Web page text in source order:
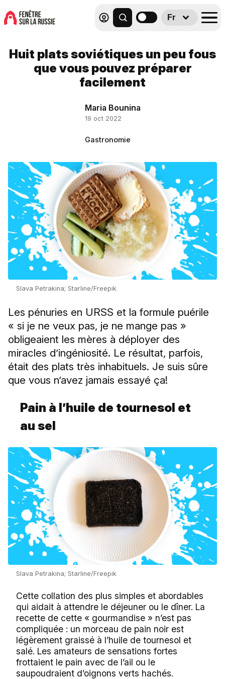
Fr
Huit plats soviétiques un peu fous
que vous pouvez préparer
facilement
Maria Bounina
19 oct 2022
Gastronomie
Slava Petrakina; Starline/Freepik
Les pénuries en URSS et la formule puérile
« si je ne veux pas, je ne mange pas »
obligeaient les mères à déployer des
miracles d’ingéniosité. Le résultat, parfois,
était des plats très inhabituels. Je suis sûre
que vous n’avez jamais essayé ça!
Pain à l’huile de tournesol et
au sel
Slava Petrakina; Starline/Freepik
Cette collation des plus simples et abordables
qui aidait à attendre le déjeuner ou le dîner. La
recette de cette « gourmandise » n’est pas
compliquée : un morceau de pain noir est
légèrement graissé à l’huile de tournesol et
salé. Les amateurs de sensations fortes
frottaient le pain avec de l’ail ou le
saupoudraient d’oignons verts hachés.